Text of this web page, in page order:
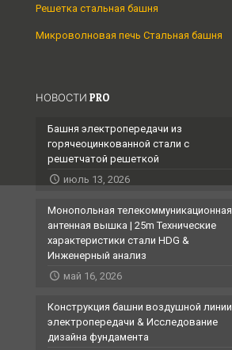
Решетка стальная башня
Микроволновая печь Стальная башня
НОВОСТИ PRO
Башня электропередачи из
горячеоцинкованной стали с
решетчатой ​​решеткой
июль 13, 2026
Монопольная телекоммуникационная
антенная вышка | 25m Технические
характеристики стали HDG &
Инженерный анализ
май 16, 2026
Конструкция башни воздушной линии
электропередачи & Исследование
дизайна фундамента